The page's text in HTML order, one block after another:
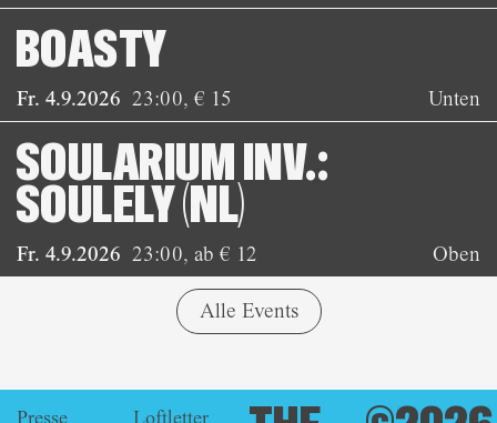
Fr. 4.9.2026 23:00,€ 15
BOASTY
Unten
Fr. 4.9.2026 23:00, ab € 12
SOULARIUM INV.:
SOULELY (NL)
Oben
Alle Events
Presse Loftletter